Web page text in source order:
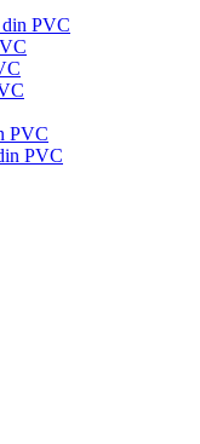
din PVC
PVC
PVC